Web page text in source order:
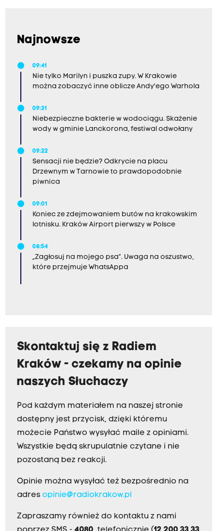
Najnowsze
09:41
Nie tylko Marilyn i puszka zupy. W Krakowie
można zobaczyć inne oblicze Andy'ego Warhola
09:31
Niebezpieczne bakterie w wodociągu. Skażenie
wody w gminie Lanckorona, festiwal odwołany
09:22
Sensacji nie będzie? Odkrycie na placu
Drzewnym w Tarnowie to prawdopodobnie
piwnica
09:01
Koniec ze zdejmowaniem butów na krakowskim
lotnisku. Kraków Airport pierwszy w Polsce
08:54
„Zagłosuj na mojego psa”. Uwaga na oszustwo,
które przejmuje WhatsAppa
Skontaktuj się z Radiem
Kraków - czekamy na opinie
naszych Słuchaczy
Pod każdym materiałem na naszej stronie
dostępny jest przycisk, dzięki któremu
możecie Państwo wysyłać maile z opiniami.
Wszystkie będą skrupulatnie czytane i nie
pozostaną bez reakcji.
Opinie można wysyłać też bezpośrednio na
adres opinie@radiokrakow.pl
Zapraszamy również do kontaktu z nami